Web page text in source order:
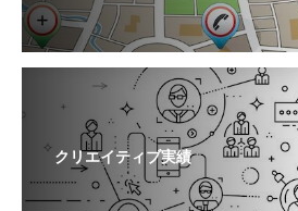
クリエイティブ実績